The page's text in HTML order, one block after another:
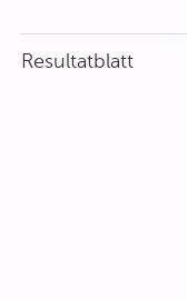
Resultatblatt